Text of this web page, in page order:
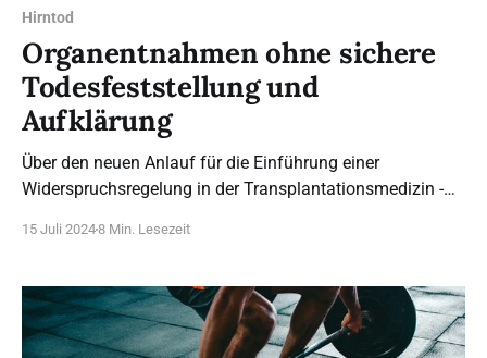
Hirntod
Organentnahmen ohne sichere
Todesfeststellung und
Aufklärung
Über den neuen Anlauf für die Einführung einer
Widerspruchsregelung in der Transplantationsmedizin -
15 Juli 20248 Min. Lesezeit